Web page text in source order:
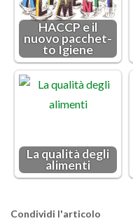
HACCP e il
nuovo pac­chet­
to Igie­ne
La qua­li­tà degli
ali­men­ti
Con­di­vi­di l'ar­ti­co­lo